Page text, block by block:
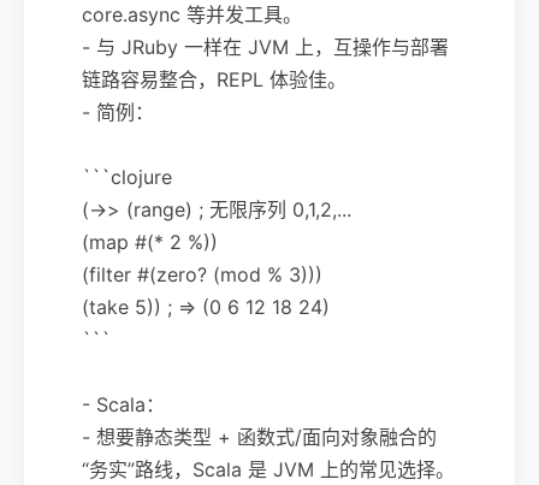
core.async 等并发工具。
- 与 JRuby 一样在 JVM 上，互操作与部署
链路容易整合，REPL 体验佳。
- 简例：
```clojure
(->> (range) ; 无限序列 0,1,2,...
(map #(* 2 %))
(filter #(zero? (mod % 3)))
(take 5)) ; => (0 6 12 18 24)
```
- Scala：
- 想要静态类型 + 函数式/面向对象融合的
“务实”路线，Scala 是 JVM 上的常见选择。